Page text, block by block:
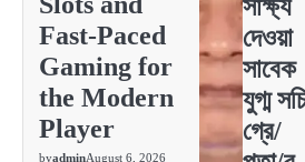
Fast‑Paced
Gaming for
the Modern
Player
byadminAugust 6, 2026
সাক্ষ্য
দেওয়া
সাবেক
যুগ্ম
গ্রে/